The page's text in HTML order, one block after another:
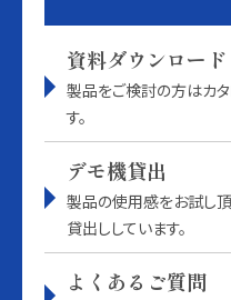
資料ダウンロード
製品をご検討の方はカ
す。
デモ機貸出
製品の使用感をお試し
貸出ししています。
よくあるご質問